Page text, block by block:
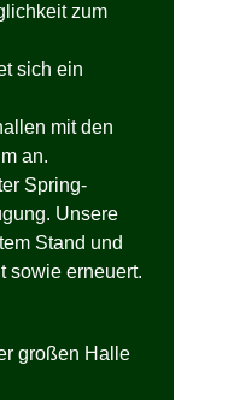
zum
sich ein
mit den
an.
Spring-
Unsere
Stand und
sowie erneuert.
großen Halle